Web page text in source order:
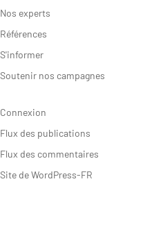
Nos experts
Références
S'informer
Soutenir nos campagnes
Connexion
Flux des publications
Flux des commentaires
Site de WordPress-FR